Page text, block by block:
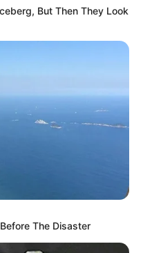
But Then They Look
The Disaster